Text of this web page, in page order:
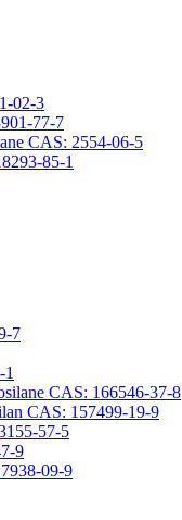
02-3
77-7
CAS: 2554-06-5
85-1
7
CAS: 166546-37-8
CAS: 157499-19-9
57-5
9
09-9